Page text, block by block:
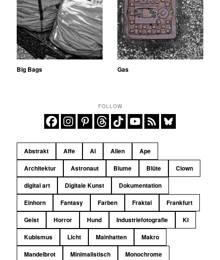
Big Bags Gas
FOLLOW
Abstrakt Affe AI Alien
Ape
Architektur
Astronaut Blume Blüte
Clown
digital art
Digitale Kunst
Dokumentation
Einhorn
Fantasy Farben Fraktal
Frankfurt
Geist
Horror Hund Industriefotografie
KI
Kubismus
Licht Mainhatten
Makro
Mandelbrot
Minimalistisch Monochrome